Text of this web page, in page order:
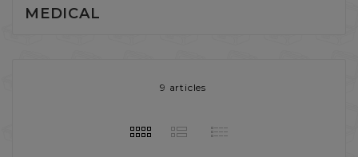
MEDICAL
9 articles